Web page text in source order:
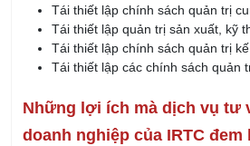
Tái thiết lập chính sách quản trị
Tái thiết lập quản trị sản xuất, kỹ
Tái thiết lập chính sách quản trị
Tái thiết lập các chính sách quản
Những lợi ích mà dịch vụ tư
doanh nghiệp của IRTC đem